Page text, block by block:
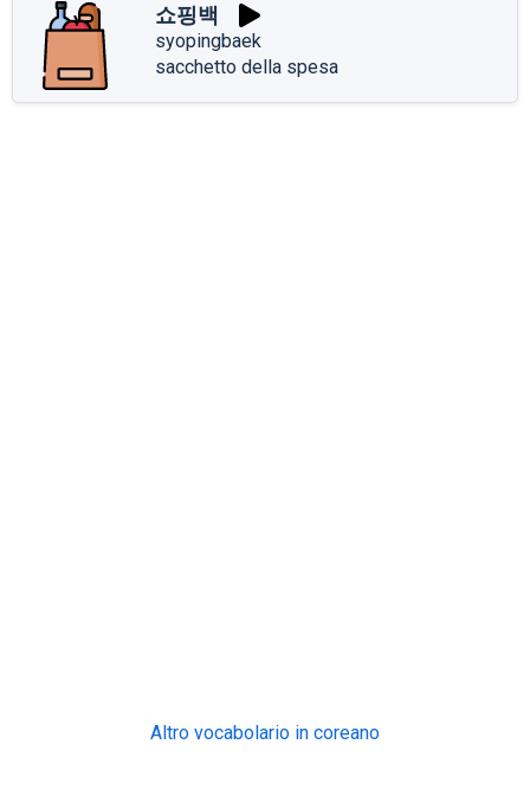
쇼핑백
syopingbaek
sacchetto della spesa
Altro vocabolario in coreano